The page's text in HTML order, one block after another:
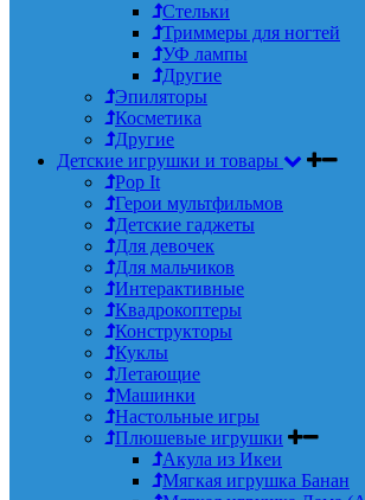
Стельки
Триммеры для ногтей
УФ лампы
Другие
Эпиляторы
Косметика
Другие
Детские игрушки и товары
Pop It
Герои мультфильмов
Детские гаджеты
Для девочек
Для мальчиков
Интерактивные
Квадрокоптеры
Конструкторы
Куклы
Летающие
Машинки
Настольные игры
Плюшевые игрушки
Акула из Икеи
Мягкая игрушка Банан